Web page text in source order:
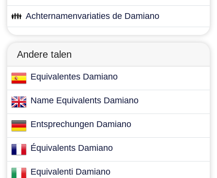
👪 Achternamenvariaties de Damiano
Andere talen
Equivalentes Damiano
Name Equivalents Damiano
Entsprechungen Damiano
Équivalents Damiano
Equivalenti Damiano